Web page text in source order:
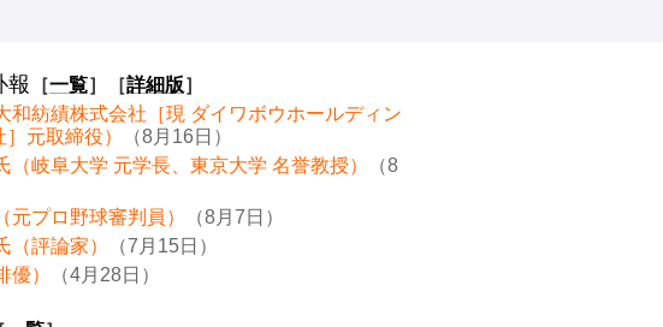
報 ［一覧］［詳細版］
和紡績株式会社［現 ダイワボウホールディン
元取締役）
（8月16日）
（岐阜大学 元学長、東京大学 名誉教授）
（8
元プロ野球審判員）
（8月7日）
（評論家）
（7月15日）
優）
（4月28日）